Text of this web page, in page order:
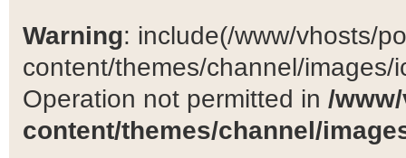
Warning: include(/www/vhosts/
content/themes/channel/
Operation not permitted in /
content/themes/channel/